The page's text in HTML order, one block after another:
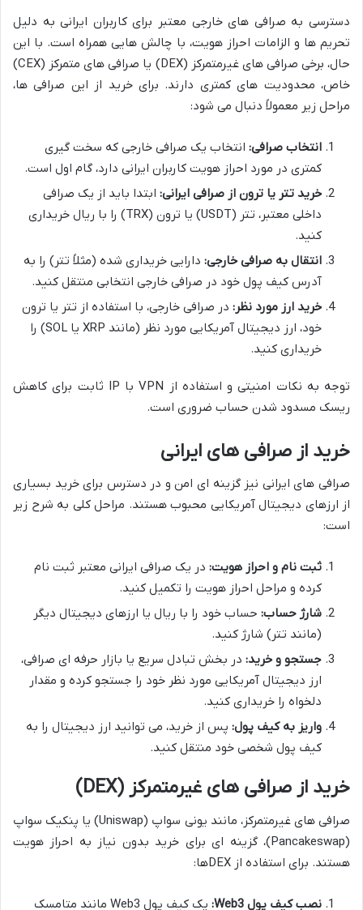
دسترسی به صرافی های خارجی معتبر برای کاربران ایرانی به دلیل
تحریم ها و الزامات احراز هویت، با چالش هایی همراه است. با این
حال، برخی صرافی های غیرمتمرکز (DEX) یا صرافی های متمرکز (CEX)
خاص، محدودیت های کمتری دارند. برای خرید از این صرافی ها،
مراحل زیر معمولاً دنبال می شود:
انتخاب صرافی: انتخاب یک صرافی خارجی که سخت گیری
کمتری در مورد احراز هویت کاربران ایرانی دارد، گام اول است.
خرید تتر یا ترون از صرافی ایرانی: ابتدا باید از یک صرافی
داخلی معتبر، تتر (USDT) یا ترون (TRX) را با ریال خریداری
کنید.
انتقال به صرافی خارجی: دارایی خریداری شده (مثلاً تتر) را به
آدرس کیف پول خود در صرافی خارجی انتخابی منتقل کنید.
خرید ارز مورد نظر: در صرافی خارجی، با استفاده از تتر یا ترون
خود، ارز دیجیتال آمریکایی مورد نظر (مانند XRP یا SOL) را
خریداری کنید.
توجه به نکات امنیتی و استفاده از VPN با IP ثابت برای کاهش
ریسک مسدود شدن حساب ضروری است.
خرید از صرافی های ایرانی
صرافی های ایرانی نیز گزینه ای امن و در دسترس برای خرید بسیاری
از ارزهای دیجیتال آمریکایی محبوب هستند. مراحل کلی به شرح زیر
است:
ثبت نام و احراز هویت: در یک صرافی ایرانی معتبر ثبت نام
کرده و مراحل احراز هویت را تکمیل کنید.
شارژ حساب: حساب خود را با ریال یا ارزهای دیجیتال دیگر
(مانند تتر) شارژ کنید.
جستجو و خرید: در بخش تبادل سریع یا بازار حرفه ای صرافی،
ارز دیجیتال آمریکایی مورد نظر خود را جستجو کرده و مقدار
دلخواه را خریداری کنید.
واریز به کیف پول: پس از خرید، می توانید ارز دیجیتال را به
کیف پول شخصی خود منتقل کنید.
خرید از صرافی های غیرمتمرکز (DEX)
صرافی های غیرمتمرکز، مانند یونی سواپ (Uniswap) یا پنکیک سواپ
(Pancakeswap)، گزینه ای برای خرید بدون نیاز به احراز هویت
هستند. برای استفاده از DEXها:
نصب کیف پول Web3: یک کیف پول Web3 مانند متامسک